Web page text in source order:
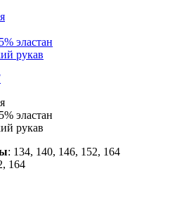
эластан
рукав
эластан
рукав
: 134, 140, 146, 152, 164
164